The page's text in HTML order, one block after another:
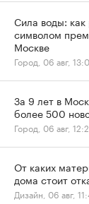
Сила воды: как
символом
Москве
Город, 06 авг,
За 9 лет в
более 500
Город, 06 авг,
От каких
дома стоит
Дизайн, 06 авг,